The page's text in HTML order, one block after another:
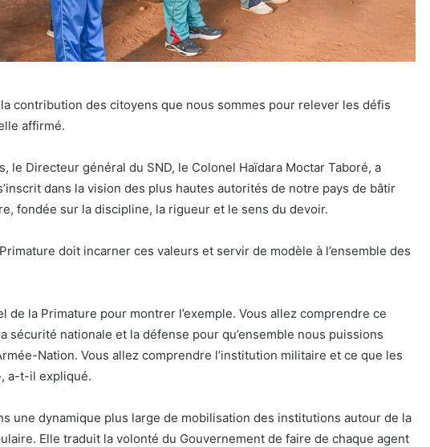
la contribution des citoyens que nous sommes pour relever les défis
affirmé.
le Directeur général du SND, le Colonel Haïdara Moctar Taboré, a
dans la vision des plus hautes autorités de notre pays de bâtir
fondée sur la discipline, la rigueur et le sens du devoir.
doit incarner ces valeurs et servir de modèle à l’ensemble des
de la Primature pour montrer l’exemple. Vous allez comprendre ce
sécurité nationale et la défense pour qu’ensemble nous puissions
Nation. Vous allez comprendre l’institution militaire et ce que les
a-t-il expliqué.
une dynamique plus large de mobilisation des institutions autour de la
Elle traduit la volonté du Gouvernement de faire de chaque agent